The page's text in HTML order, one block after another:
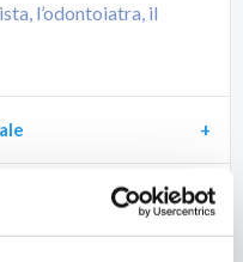
l’odontoiatra, il